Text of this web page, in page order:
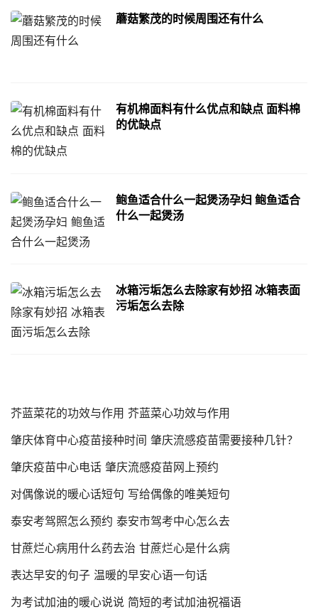
蘑菇繁茂的时候周围还有什么
有机棉面料有什么优点和缺点 面料棉
的优缺点
鲍鱼适合什么一起煲汤孕妇 鲍鱼适合
什么一起煲汤
冰箱污垢怎么去除家有妙招 冰箱表面
污垢怎么去除
芥蓝菜花的功效与作用 芥蓝菜心功效与作用
肇庆体育中心疫苗接种时间 肇庆流感疫苗需要接种几针？
肇庆疫苗中心电话 肇庆流感疫苗网上预约
对偶像说的暖心话短句 写给偶像的唯美短句
泰安考驾照怎么预约 泰安市驾考中心怎么去
甘蔗烂心病用什么药去治 甘蔗烂心是什么病
表达早安的句子 温暖的早安心语一句话
为考试加油的暖心说说 简短的考试加油祝福语